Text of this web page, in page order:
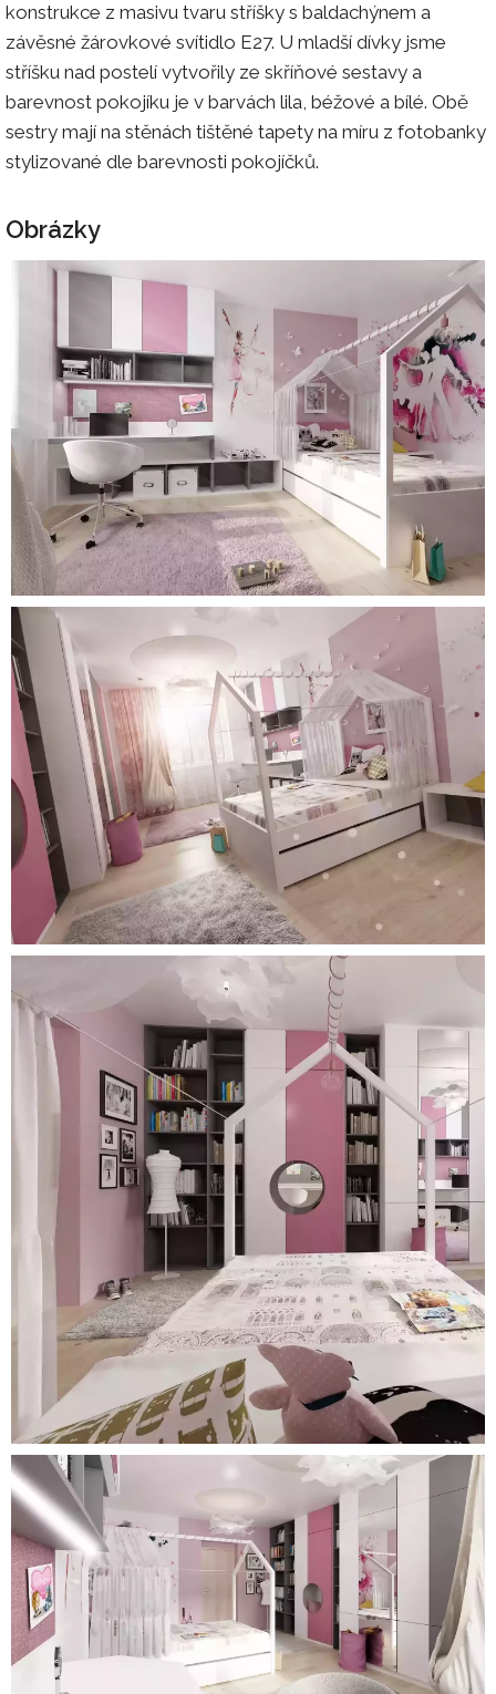
konstrukce z masivu tvaru stříšky s baldachýnem a
závěsné žárovkové svítidlo E27. U mladší dívky jsme
stříšku nad postelí vytvořily ze skříňové sestavy a
barevnost pokojíku je v barvách lila, béžové a bílé. Obě
sestry mají na stěnách tištěné tapety na míru z fotobanky
stylizované dle barevnosti pokojíčků.
Obrázky